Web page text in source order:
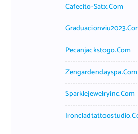
Cafecito-Satx.com
Pecanjackstogo.com
Zengardendayspa.com
Sparklejewelryinc.com